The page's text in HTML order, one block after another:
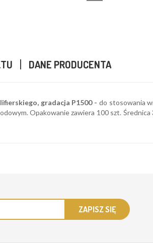
DANE PRODUCENTA
gradacja P1500 - do stosowania
Opakowanie zawiera 100 szt.